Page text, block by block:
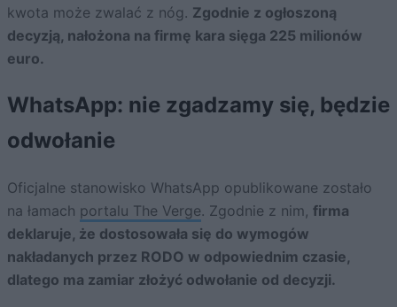
kwota może zwalać z nóg. Zgodnie z ogłoszoną
decyzją, nałożona na firmę kara sięga 225 milionów
euro.
WhatsApp: nie zgadzamy się, będzie
odwołanie
Oficjalne stanowisko WhatsApp opublikowane zostało
na łamach portalu The Verge. Zgodnie z nim, firma
deklaruje, że dostosowała się do wymogów
nakładanych przez RODO w odpowiednim czasie,
dlatego ma zamiar złożyć odwołanie od decyzji.